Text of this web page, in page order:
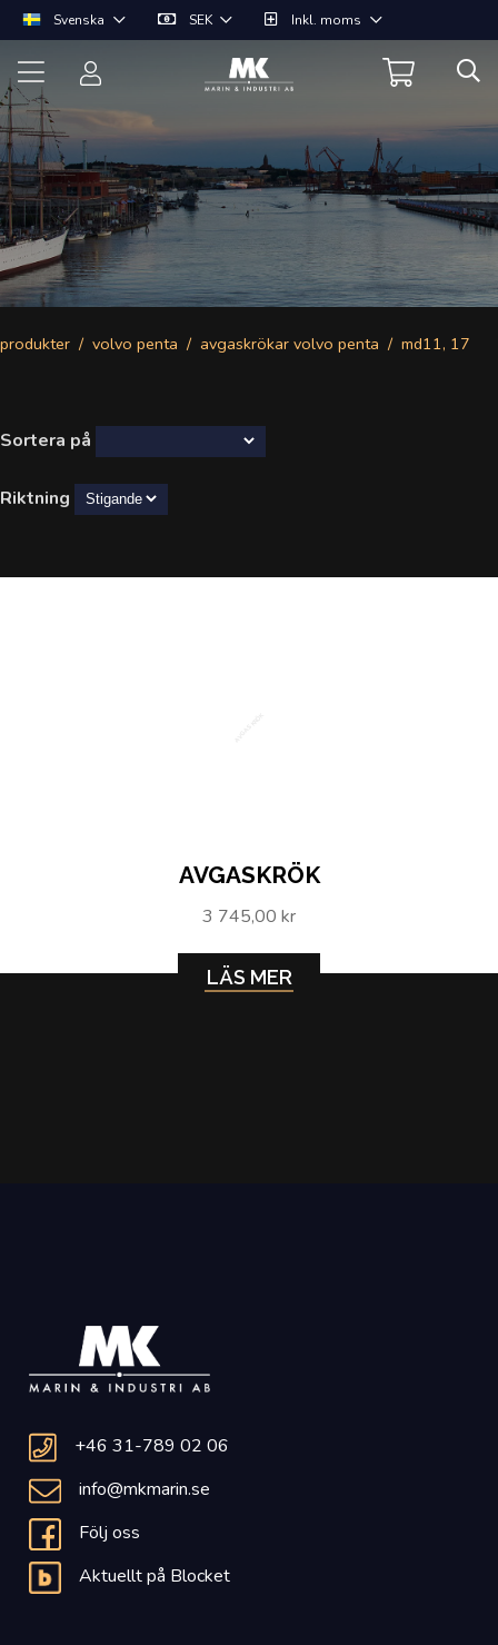
Svenska SEK Inkl. moms
produkter volvo penta avgaskrökar volvo penta md11, 17
Sortera på
Riktning
AVGASKRÖK
3 745,00 kr
LÄS MER
+46 31-789 02 06
info@mkmarin.se
Följ oss
Aktuellt på Blocket